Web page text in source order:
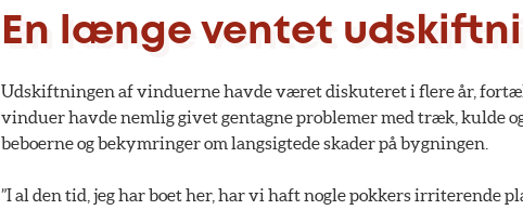
En længe ventet
Udskiftningen af vinduerne havde været diskuteret i flere år,
vinduer havde nemlig givet gentagne problemer med træk, kulde
beboerne og bekymringer om langsigtede skader på bygningen.
”I al den tid, jeg har boet her, har vi haft nogle pokkers irriterende